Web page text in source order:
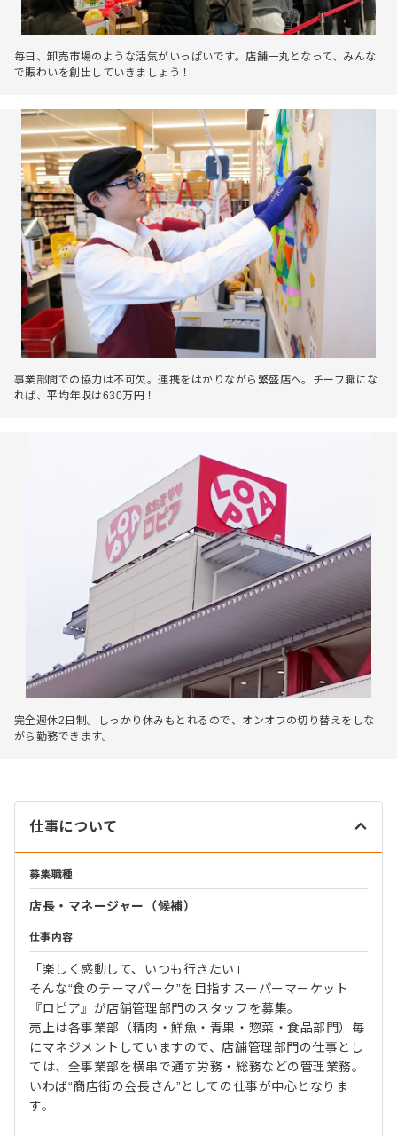
毎日、卸売市場のような活気がいっぱいです。店舗一丸となって、みんな
で賑わいを創出していきましょう！
事業部間での協力は不可欠。連携をはかりながら繁盛店へ。チーフ職にな
れば、平均年収は630万円！
完全週休2日制。しっかり休みもとれるので、オンオフの切り替えをしな
がら勤務できます。
仕事について
募集職種
店長・マネージャー（候補）
仕事内容
「楽しく感動して、いつも行きたい」
そんな“食のテーマパーク”を目指すスーパーマーケット
『ロピア』が店舗管理部門のスタッフを募集。
売上は各事業部（精肉・鮮魚・青果・惣菜・食品部門）毎
にマネジメントしていますので、店舗管理部門の仕事とし
ては、全事業部を横串で通す労務・総務などの管理業務。
いわば“商店街の会長さん”としての仕事が中心となりま
す。